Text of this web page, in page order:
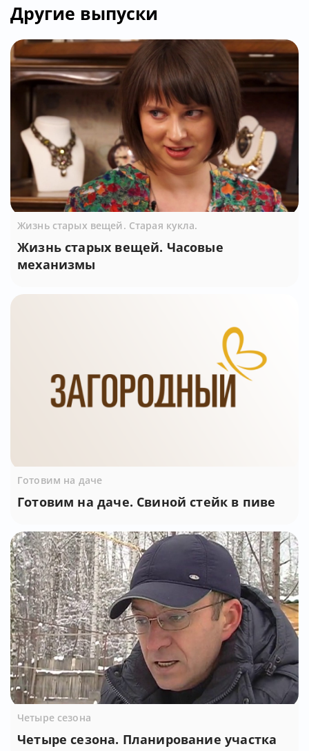
Другие выпуски
Жизнь старых вещей. Старая кукла.
Жизнь старых вещей. Часовые
механизмы
Готовим на даче
Готовим на даче. Свиной стейк в пиве
Четыре сезона
Четыре сезона. Планирование участка